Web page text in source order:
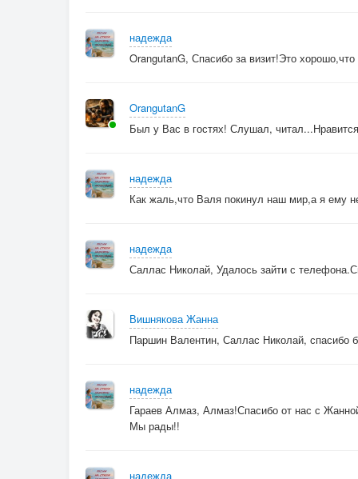
надежда
OrangutanG, Спасибо за визит!Это
OrangutanG
Был у Вас в гостях! Слушал,
надежда
Как жаль,что Валя покинул наш мир,а я ему
надежда
Саллас Николай, Удалось зайти с
Вишнякова Жанна
Паршин Валентин, Саллас Николай, спасибо
надежда
Гараев Алмаз, Алмаз!Спасибо от нас с
Мы рады!!
надежда